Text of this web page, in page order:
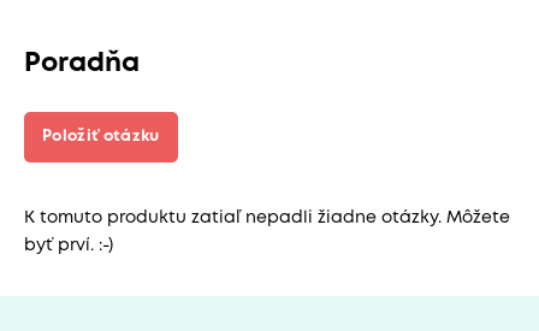
Poradňa
Položiť otázku
K tomuto produktu zatiaľ nepadli žiadne otázky. Môžete
byť prví. :-)